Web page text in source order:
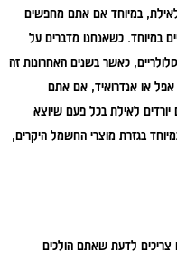
במיוחד אם אתם מחפשים
במיוחד. כשאנחנו מדברים על
כאשר בשנים האחרונות זה
או אנדרואיד, אם אתם
לאילת בכל פעם שיוצא
בגזרת מוצרי החשמל היקרים,
לדעת שאתם הולכים